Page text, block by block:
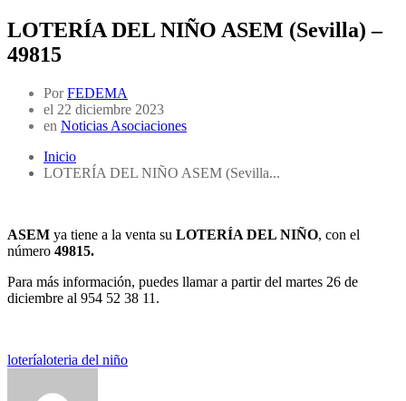
LOTERÍA DEL NIÑO ASEM (Sevilla) –
49815
Por FEDEMA
el 22 diciembre 2023
en Noticias Asociaciones
Inicio
LOTERÍA DEL NIÑO ASEM (Sevilla...
ASEM ya tiene a la venta su LOTERÍA DEL NIÑO, con el
número 49815.
Para más información, puedes llamar a partir del martes 26 de
diciembre al 954 52 38 11.
loteríaloteria del niño